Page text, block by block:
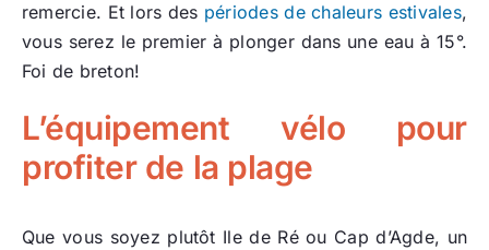
remercie. Et lors des périodes de chaleurs estivales,
vous serez le premier à plonger dans une eau à 15°.
Foi de breton!
L’équipement vélo pour
profiter de la plage
Que vous soyez plutôt Ile de Ré ou Cap d’Agde, un